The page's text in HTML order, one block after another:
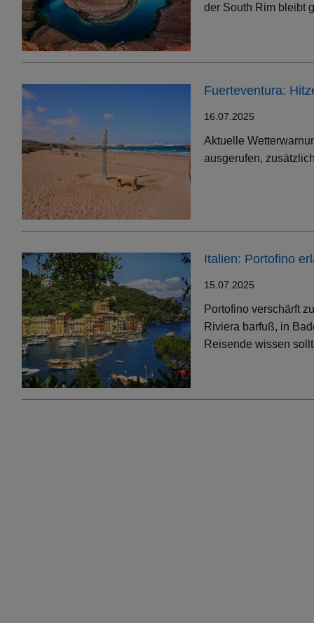
der South Rim bleibt
Fuerteventura:
16.07.2025
Aktuelle
ausgerufen,
Italien: Portofino
15.07.2025
Portofino verschärft
Riviera barfuß, in
Reisende wissen